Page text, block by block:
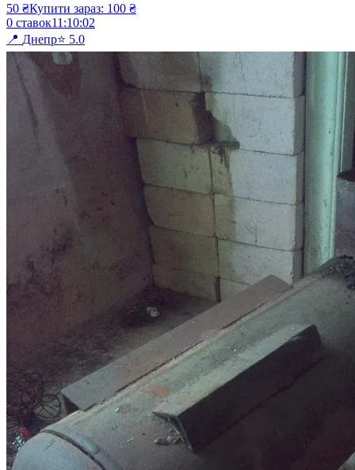
50 ₴Купити зараз: 100 ₴
0 ставок11 :10:02
📍 Днепр⭐ 5.0